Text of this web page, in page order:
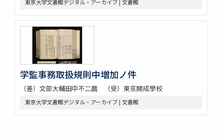
東京大学文書館デジタル・アーカイブ | 文書館
学監事務取扱規則中増加ノ件
（差）文部大輔田中不二麿 （受）東京開成學校
東京大学文書館デジタル・アーカイブ | 文書館